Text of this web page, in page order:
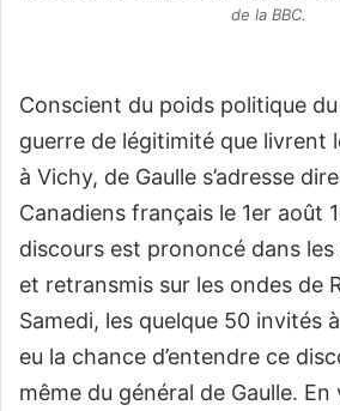
de la BBC.
Conscient du poids politique
guerre de légitimité que livrent
à Vichy, de Gaulle s’adresse
Canadiens français le 1er août
discours est prononcé dans les
et retransmis sur les ondes de
Samedi, les quelque 50 invités
eu la chance d’entendre ce
même du général de Gaulle. En